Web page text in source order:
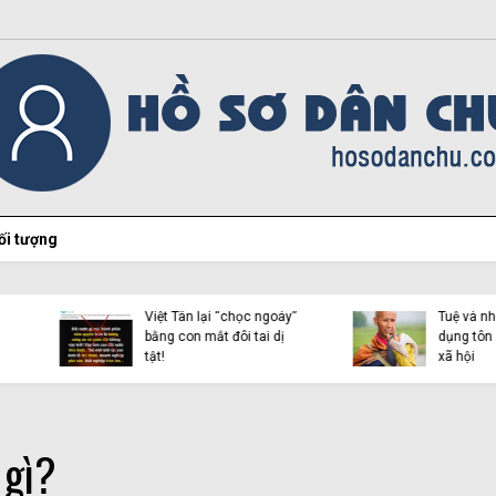
tượng
Việt Tân lại “chọc ngoáy”
bằng con mắt đôi tai dị
tật!
Tuệ và những luận điệu
dụng tôn giáo trên
xã hội